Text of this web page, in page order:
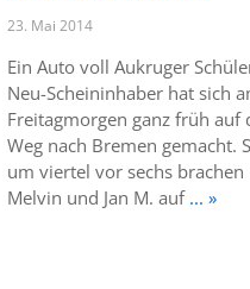
23. Mai 2014
Ein Auto voll Aukruger
Neu-Scheininhaber hat sich
Freitagmorgen ganz früh auf
Weg nach Bremen gemacht.
um viertel vor sechs brachen
Melvin und Jan M. auf... »